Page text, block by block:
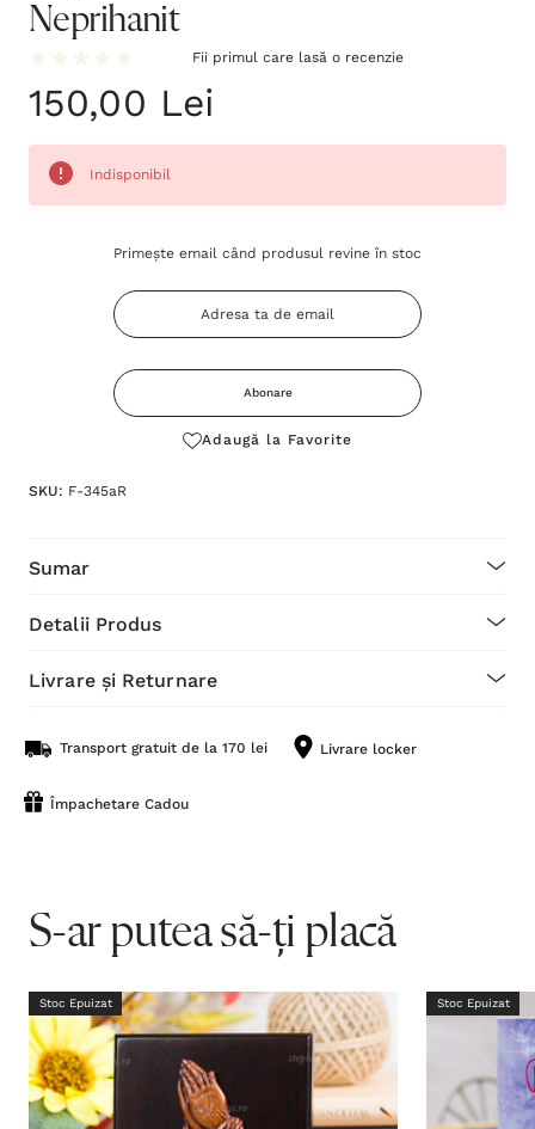
Neprihanit
Fii primul care lasă o recenzie
150,00 Lei
Indisponibil
Primește email când produsul revine în stoc
Abonare
Adaugă la Favorite
SKU: F-345aR
Sumar
Detalii Produs
Livrare și Returnare
Transport gratuit de la 170 lei Livrare locker
Împachetare Cadou
S-ar putea să-ți placă
Stoc Epuizat Stoc Epuizat